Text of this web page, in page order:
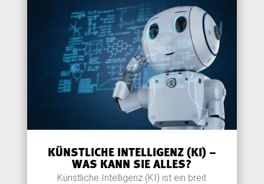
KÜNSTLICHE INTELLIGENZ (KI) –
WAS KANN SIE ALLES?
Künstliche Intelligenz (KI) ist ein breit